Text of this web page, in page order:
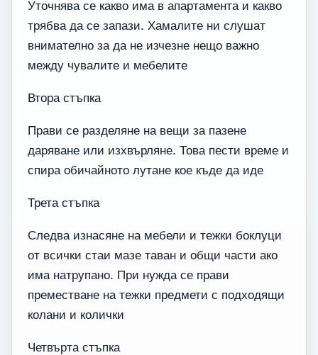
Уточнява се какво има в апартамента и какво
трябва да се запази. Хамалите ни слушат
внимателно за да не изчезне нещо важно
между чувалите и мебелите
Втора стъпка
Прави се разделяне на вещи за пазене
даряване или изхвърляне. Това пести време и
спира обичайното лутане кое къде да иде
Трета стъпка
Следва изнасяне на мебели и тежки боклуци
от всички стаи мазе таван и общи части ако
има натрупано. При нужда се прави
преместване на тежки предмети с подходящи
колани и колички
Четвърта стъпка